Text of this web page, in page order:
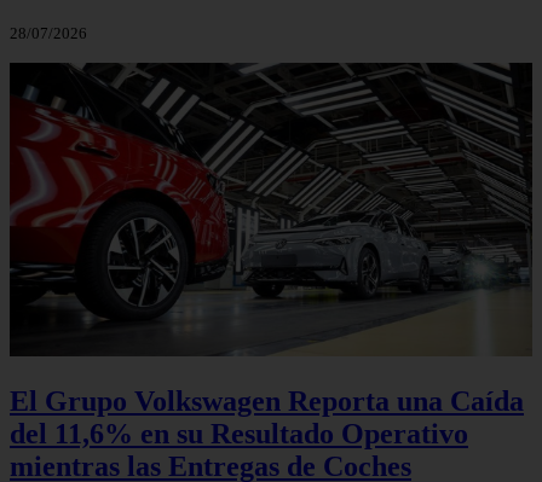
28/07/2026
El Grupo Volkswagen Reporta una Caída
del 11,6% en su Resultado Operativo
mientras las Entregas de Coches